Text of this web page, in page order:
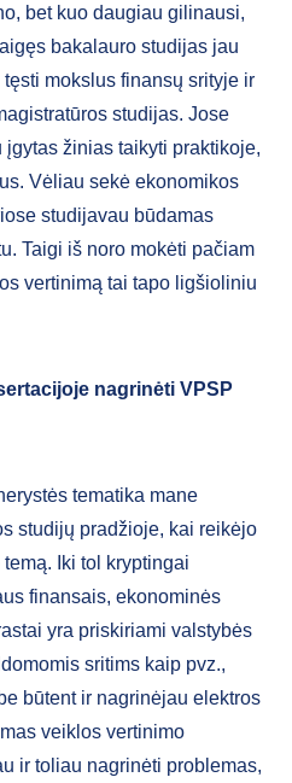
bet kuo daugiau gilinausi,
bakalauro studijas jau
mokslus finansų srityje ir
studijas. Jose
žinias taikyti praktikoje,
Vėliau sekė ekonomikos
studijavau būdamas
Taigi iš noro mokėti pačiam
vertinimą tai tapo ligšioliniu
nagrinėti VPSP
tematika mane
studijų pradžioje, kai reikėjo
Iki tol kryptingai
finansais, ekonominės
yra priskiriami valstybės
sritims kaip pvz.,
būtent ir nagrinėjau elektros
veiklos vertinimo
ir toliau nagrinėti problemas,